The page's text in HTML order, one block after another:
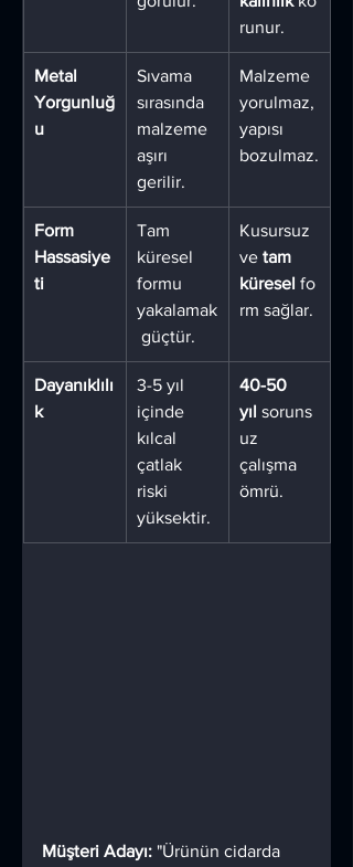
runur.
Metal
Yorgunluğ
u
Sıvama
sırasında
malzeme
aşırı
gerilir.
Malzeme
yorulmaz,
yapısı
bozulmaz.
Form
Hassasiye
ti
Tam
küresel
formu
yakalamak
güçtür.
Kusursuz
ve tam
küresel fo
rm sağlar.
Dayanıklılı
k
3-5 yıl
içinde
kılcal
çatlak
riski
yüksektir.
40-50
yıl soruns
uz
çalışma
ömrü.
Müşteri Adayı: "Ürünün cidarda